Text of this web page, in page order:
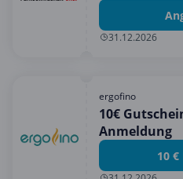
31.12.2026
ergofino
10€
Anmeldung
10